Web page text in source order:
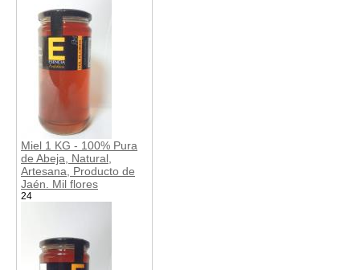
Miel 1 KG - 100% Pura
de Abeja, Natural,
Artesana, Producto de
Jaén. Mil flores
24